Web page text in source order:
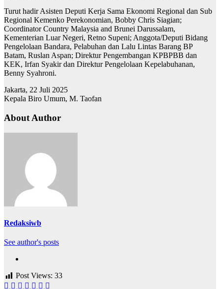
Turut hadir Asisten Deputi Kerja Sama Ekonomi Regional dan Sub
Regional Kemenko Perekonomian, Bobby Chris Siagian;
Coordinator Country Malaysia and Brunei Darussalam,
Kementerian Luar Negeri, Retno Supeni; Anggota/Deputi Bidang
Pengelolaan Bandara, Pelabuhan dan Lalu Lintas Barang BP
Batam, Ruslan Aspan; Direktur Pengembangan KPBPBB dan
KEK, Irfan Syakir dan Direktur Pengelolaan Kepelabuhanan,
Benny Syahroni.
Jakarta, 22 Juli 2025
Kepala Biro Umum, M. Taofan
About Author
Redaksiwb
See author's posts
Post Views: 33